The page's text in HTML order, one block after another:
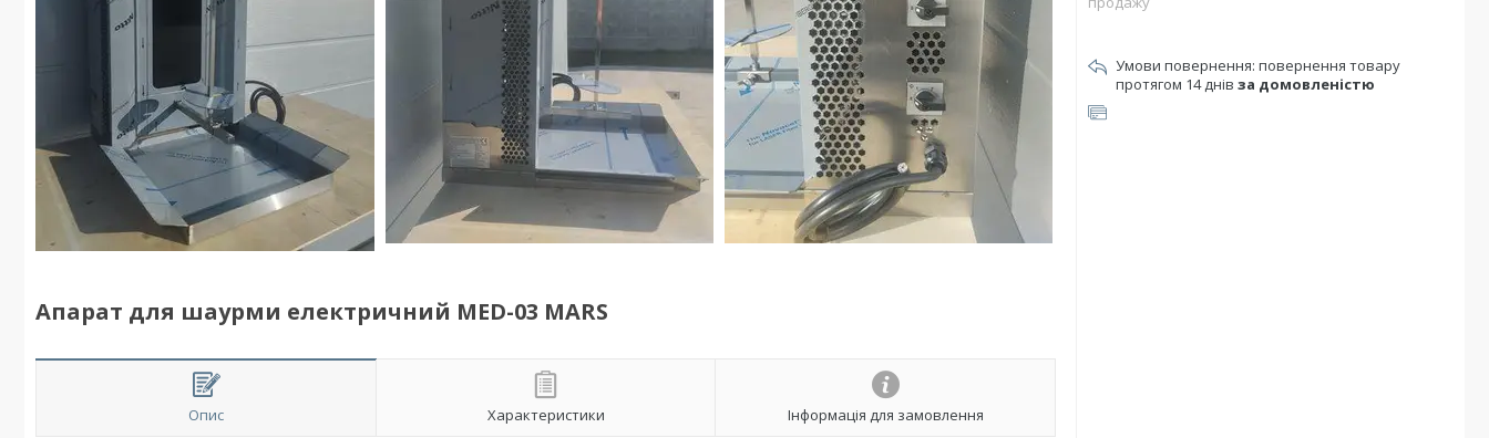
Апарат для шаурми електричний MED-03 MARS
Опис Характеристики Інформація для замовлення
повернення товару
протягом 14 днів за домовленістю